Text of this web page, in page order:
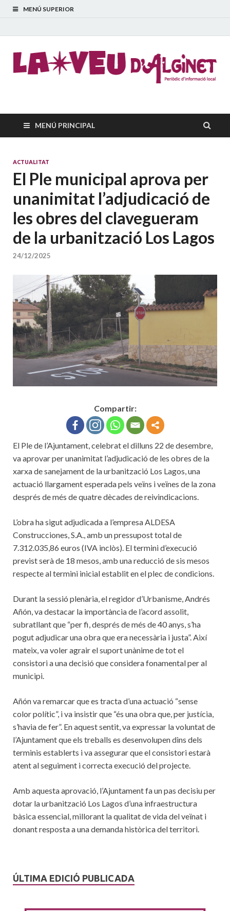
MENÚ SUPERIOR
La Veu d'Alginet
MENÚ PRINCIPAL
ACTUALITAT
El Ple municipal aprova per
unanimitat l’adjudicació de
les obres del clavegueram
de la urbanització Los Lagos
24/12/2025
Compartir:
El Ple de l’Ajuntament, celebrat el dilluns 22 de desembre,
va aprovar per unanimitat l’adjudicació de les obres de la
xarxa de sanejament de la urbanització Los Lagos, una
actuació llargament esperada pels veïns i veïnes de la zona
després de més de quatre dècades de reivindicacions.
L’obra ha sigut adjudicada a l’empresa ALDESA
Construcciones, S.A., amb un pressupost total de
7.312.035,86 euros (IVA inclòs). El termini d’execució
previst serà de 18 mesos, amb una reducció de sis mesos
respecte al termini inicial establit en el plec de condicions.
Durant la sessió plenària, el regidor d’Urbanisme, Andrés
Añón, va destacar la importància de l’acord assolit,
subratllant que “per fi, després de més de 40 anys, s’ha
pogut adjudicar una obra que era necessària i justa”. Així
mateix, va voler agrair el suport unànime de tot el
consistori a una decisió que considera fonamental per al
municipi.
Añón va remarcar que es tracta d’una actuació “sense
color polític”, i va insistir que “és una obra que, per justícia,
s’havia de fer”. En aquest sentit, va expressar la voluntat de
l’Ajuntament que els treballs es desenvolupen dins dels
terminis establerts i va assegurar que el consistori estarà
atent al seguiment i correcta execució del projecte.
Amb aquesta aprovació, l’Ajuntament fa un pas decisiu per
dotar la urbanització Los Lagos d’una infraestructura
bàsica essencial, millorant la qualitat de vida del veïnat i
donant resposta a una demanda històrica del territori.
ÚLTIMA EDICIÓ PUBLICADA